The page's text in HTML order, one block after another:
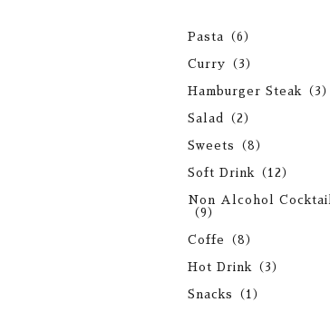
Pasta（6）
Curry（3）
Hamburger Steak（3）
Salad（2）
Sweets（8）
Soft Drink（12）
Non Alcohol Cocktail
（9）
Coffe（8）
Hot Drink（3）
Snacks（1）